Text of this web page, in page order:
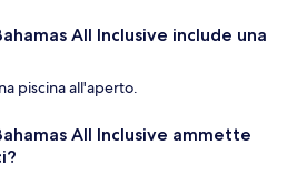
All Inclusive include una
piscina all'aperto.
All Inclusive ammette